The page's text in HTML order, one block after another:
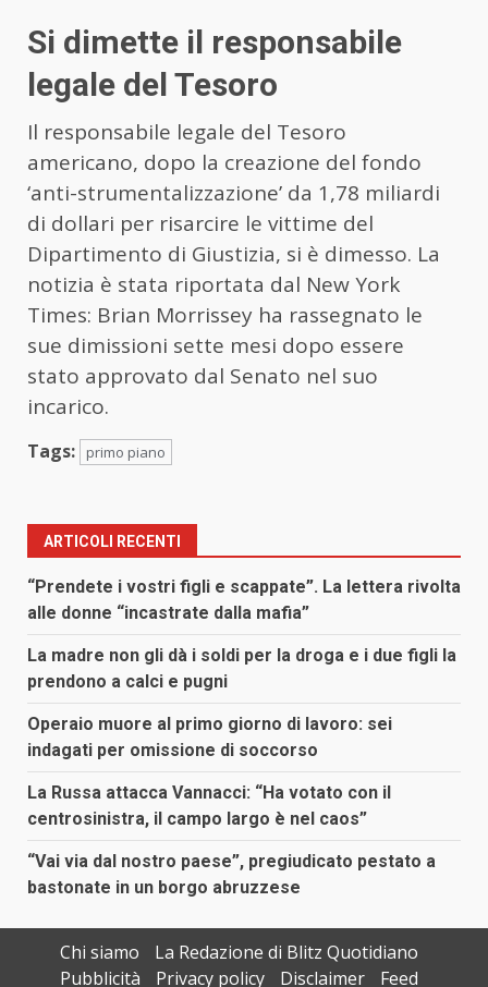
Si dimette il responsabile
legale del Tesoro
Il responsabile legale del Tesoro
americano, dopo la creazione del fondo
‘anti-strumentalizzazione’ da 1,78 miliardi
di dollari per risarcire le vittime del
Dipartimento di Giustizia, si è dimesso. La
notizia è stata riportata dal New York
Times: Brian Morrissey ha rassegnato le
sue dimissioni sette mesi dopo essere
stato approvato dal Senato nel suo
incarico.
Tags: primo piano
ARTICOLI RECENTI
“Prendete i vostri figli e scappate”. La lettera rivolta
alle donne “incastrate dalla mafia”
La madre non gli dà i soldi per la droga e i due figli la
prendono a calci e pugni
Operaio muore al primo giorno di lavoro: sei
indagati per omissione di soccorso
La Russa attacca Vannacci: “Ha votato con il
centrosinistra, il campo largo è nel caos”
“Vai via dal nostro paese”, pregiudicato pestato a
bastonate in un borgo abruzzese
Chi siamo
La Redazione di Blitz Quotidiano
Pubblicità
Privacy policy Disclaimer Feed